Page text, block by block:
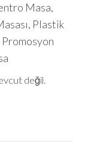
Masa,
Plastik
Promosyon
değil.